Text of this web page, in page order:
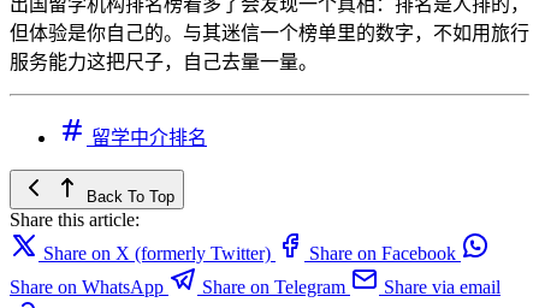
出国留学机构排名榜看多了会发现一个真相：排名是人排的，
但体验是你自己的。与其迷信一个榜单里的数字，不如用旅行
服务能力这把尺子，自己去量一量。
留学中介排名
Back To Top
Share this article:
Share on X (formerly Twitter)
Share on Facebook
Share on WhatsApp
Share on Telegram
Share via email